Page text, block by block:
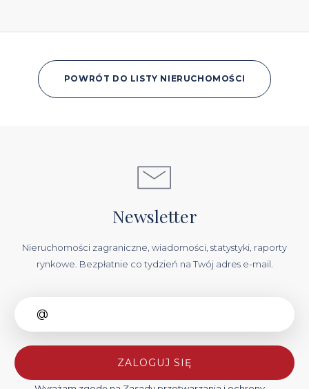
POWRÓT DO LISTY NIERUCHOMOŚCI
Newsletter
Nieruchomości zagraniczne, wiadomości, statystyki, raporty
rynkowe. Bezpłatnie co tydzień na Twój adres e-mail.
ZALOGUJ SIĘ